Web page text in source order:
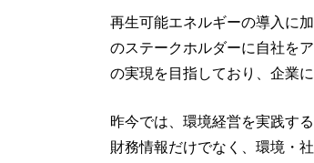
再生可能エネルギーの導入に
のステークホルダーに自社を
の実現を目指しており、企業
昨今では、環境経営を実践す
財務情報だけでなく、環境・